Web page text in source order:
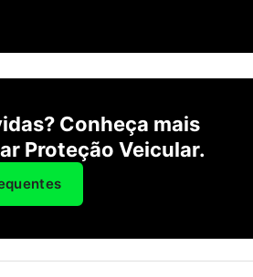
Conheça mais
Proteção Veicular.